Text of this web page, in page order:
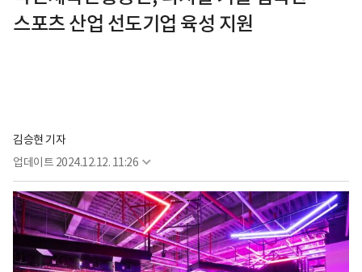
스포츠 산업 선도기업 육성 지원
김승현 기자
업데이트 2024.12.12. 11:26